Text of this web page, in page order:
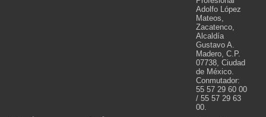
Adolfo López
Mateos,
Zacatenco,
Alcaldía
Gustavo A.
Madero, C.P.
07738, Ciudad
de México.
Conmutador:
55 57 29 60 00
/ 55 57 29 63
00.